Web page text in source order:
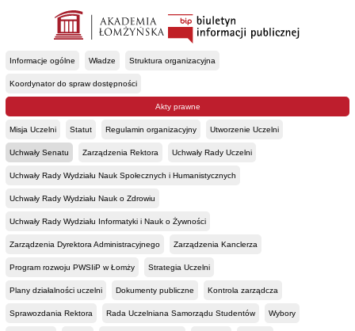
Informacje ogólne Władze Struktura organizacyjna
Koordynator do spraw dostępności
Akty prawne
Misja Uczelni Statut Regulamin organizacyjny Utworzenie Uczelni
Uchwały Senatu Zarządzenia Rektora Uchwały Rady Uczelni
Uchwały Rady Wydziału Nauk Społecznych i Humanistycznych
Uchwały Rady Wydziału Nauk o Zdrowiu
Uchwały Rady Wydziału Informatyki i Nauk o Żywności
Zarządzenia Dyrektora Administracyjnego Zarządzenia Kanclerza
Program rozwoju PWSIiP w Łomży Strategia Uczelni
Plany działalności uczelni Dokumenty publiczne Kontrola zarządcza
Sprawozdania Rektora Rada Uczelniana Samorządu Studentów Wybory